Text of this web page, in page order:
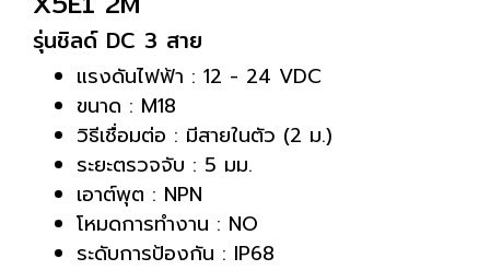
รุ่นชิลด์ DC 3 สาย
แรงดันไฟฟ้า : 12 - 24 VDC
ขนาด : M18
วิธีเชื่อมต่อ : มีสายในตัว (2 ม.)
ระยะตรวจจับ : 5 มม.
เอาต์พุต : NPN
โหมดการทำงาน : NO
ระดับการป้องกัน : IP68